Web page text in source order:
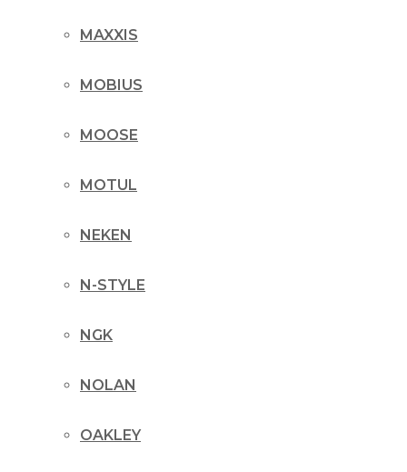
MAXXIS
MOBIUS
MOOSE
MOTUL
NEKEN
N-STYLE
NGK
NOLAN
OAKLEY